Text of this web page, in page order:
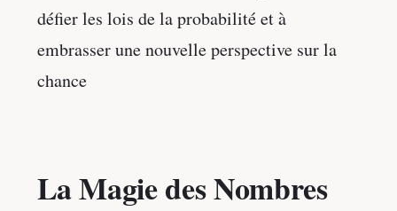
défier les lois de la probabilité et à
embrasser une nouvelle perspective sur la
chance
La Magie des Nombres